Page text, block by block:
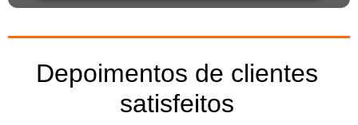
Depoimentos de clientes
satisfeitos